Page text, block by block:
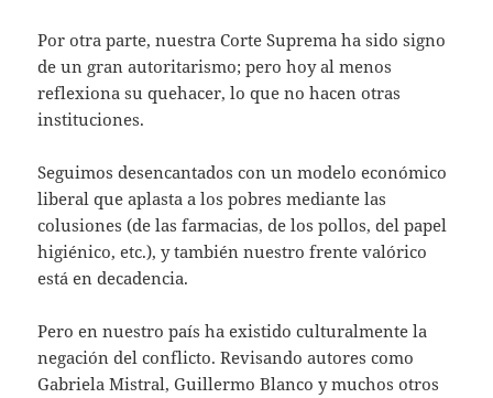
Por otra parte, nuestra Corte Suprema ha sido signo
de un gran autoritarismo; pero hoy al menos
reflexiona su quehacer, lo que no hacen otras
instituciones.
Seguimos desencantados con un modelo económico
liberal que aplasta a los pobres mediante las
colusiones (de las farmacias, de los pollos, del papel
higiénico, etc.), y también nuestro frente valórico
está en decadencia.
Pero en nuestro país ha existido culturalmente la
negación del conflicto. Revisando autores como
Gabriela Mistral, Guillermo Blanco y muchos otros